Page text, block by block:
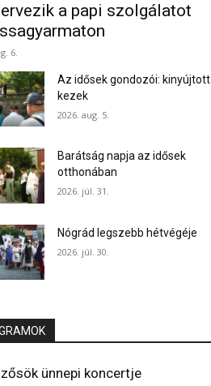
a papi szolgálatot
6.
Az idősek gondozói: kinyújtott
kezek
2026. aug. 5.
Barátság napja az idősek
otthonában
2026. júl. 31.
Nógrád legszebb hétvégéje
2026. júl. 30.
ünnepi koncertje